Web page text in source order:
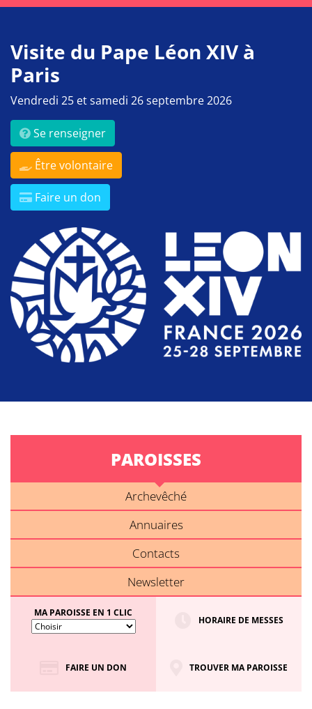
Visite du Pape Léon XIV à
Paris
Vendredi 25 et samedi 26 septembre 2026
Se renseigner
Être volontaire
Faire un don
PAROISSES
Archevêché
Annuaires
Contacts
Newsletter
MA PAROISSE EN 1 CLIC
HORAIRE DE MESSES
FAIRE UN DON TROUVER MA PAROISSE